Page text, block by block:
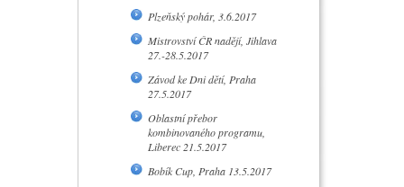
Plzeňský pohár, 3.6.2017
Mistrovství ČR nadějí, Jihlava
27.-28.5.2017
Závod ke Dni dětí, Praha
27.5.2017
Oblastní přebor
kombinovaného programu,
Liberec 21.5.2017
Bobík Cup, Praha 13.5.2017